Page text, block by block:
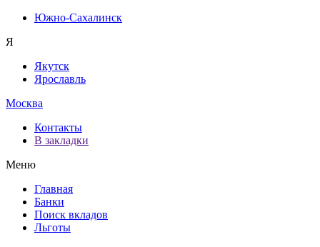
Южно-Сахалинск
Я
Якутск
Ярославль
Москва
Контакты
В закладки
Меню
Главная
Банки
Поиск вкладов
Льготы